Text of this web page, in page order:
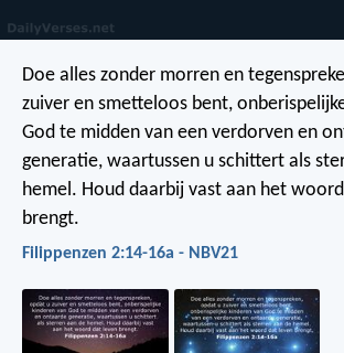
Doe alles zonder morren en
zuiver en smetteloos bent,
God te midden van een verdorven en
generatie, waartussen u schittert als
hemel. Houd daarbij vast aan het
brengt.
Filippenzen 2:14-16a - NBV21